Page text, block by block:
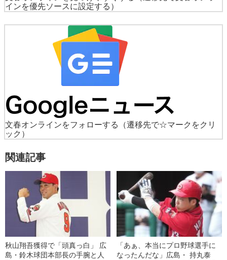
インを優先ソースに設定する）
文春オンラインをフォローする
（遷移先で☆マークをクリ
ック）
関連記事
秋山翔吾獲得で「頭真っ白」 広
島・鈴木球団本部長の手腕と人
「あぁ、本当にプロ野球選手に
なったんだな」広島・ 持丸泰